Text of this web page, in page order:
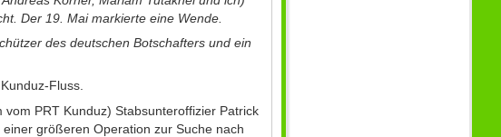
Der 19. Mai markierte eine Wende.
des deutschen Botschafters und ein
Fluss.
PRT Kunduz) Stabsunteroffizier Patrick
größeren Operation zur Suche nach